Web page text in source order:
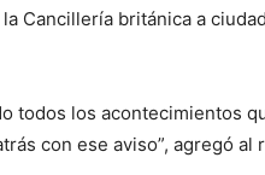
Cancillería británica a
todos los acontecimientos
con ese aviso”, agregó al